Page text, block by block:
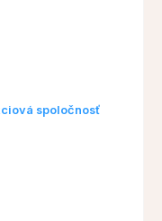
spoločnosť